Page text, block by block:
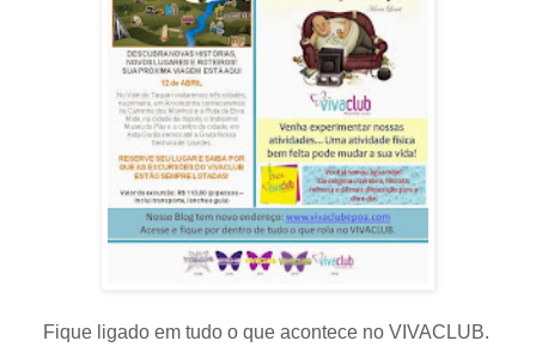
Fique ligado em tudo o que acontece no VIVACLUB.